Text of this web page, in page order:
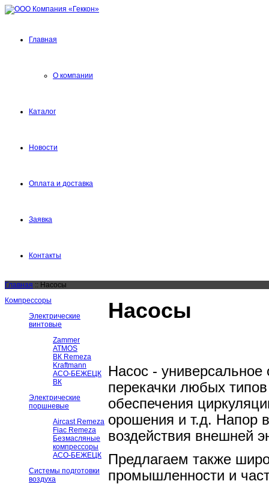
Главная
О компании
Каталог
Новости
Оплата и доставка
Заявка
Контакты
Главная :: Насосы
Компрессоры
Электрические
винтовые
Zammer
ATMOS
ВК Remeza
Kraftmann
АСО-БЕЖЕЦК
ВК
Электрические
поршневые
Aircast Remeza
Fiac Remeza
Безмасляные
компрессоры
АСО-БЕЖЕЦК
Системы подготовки
воздуха
Насосы
Насос -
перекачки любых
обеспечения
орошения и т.д. Напор
воздействия внешней
Предлагаем также
промышленности и